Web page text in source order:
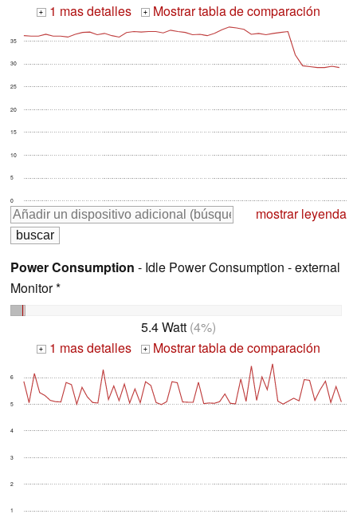
+ 1 mas detalles + Mostrar tabla de comparación
0
5
10
15
20
25
30
35
mostrar leyenda
Power Consumption - Idle Power Consumption - external
Monitor *
5.4 Watt (4%)
+ 1 mas detalles + Mostrar tabla de comparación
1
2
3
4
5
6